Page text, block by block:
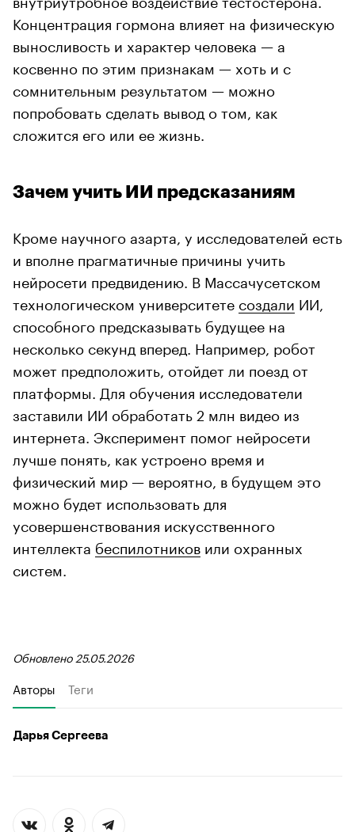
Концентрация гормона влияет на физическую
выносливость и характер человека — а
косвенно по этим признакам — хоть и с
сомнительным результатом — можно
попробовать сделать вывод о том, как
сложится его или ее жизнь.
Зачем учить ИИ предсказаниям
Кроме научного азарта, у исследователей есть
и вполне прагматичные причины учить
нейросети предвидению. В Массачусетском
технологическом университете создали ИИ,
способного предсказывать будущее на
несколько секунд вперед. Например, робот
может предположить, отойдет ли поезд от
платформы. Для обучения исследователи
заставили ИИ обработать 2 млн видео из
интернета. Эксперимент помог нейросети
лучше понять, как устроено время и
физический мир — вероятно, в будущем это
можно будет использовать для
усовершенствования искусственного
интеллекта беспилотников или охранных
систем.
Обновлено 25.05.2026
Авторы Теги
Дарья Сергеева